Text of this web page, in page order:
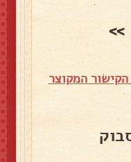
>>
המקוצר